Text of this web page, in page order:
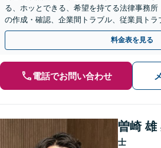
る、ホッとできる、希望を持てる法律事務
の作成・確認、企業間トラブル、従業員トラ
切にする姿勢で、よりよい解決を目指します
料金表を見る
電話でお問い合わせ
曽崎 雄
士